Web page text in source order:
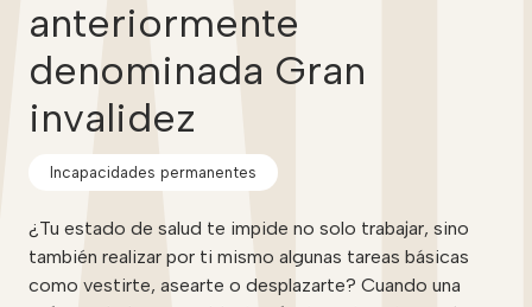
anteriormente
denominada Gran
invalidez
Incapacidades permanentes
¿Tu estado de salud te impide no solo trabajar, sino
también realizar por ti mismo algunas tareas básicas
como vestirte, asearte o desplazarte? Cuando una